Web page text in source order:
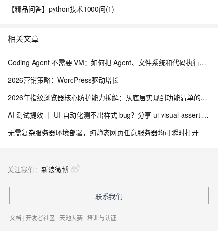
【精品问答】python技术1000问(1)
相关文章
Coding Agent 不需要 VM：如何把 Agent、文件系统和代码执行拆出虚拟机
2026营销策略：WordPress驱动增长
2026年指纹浏览器核心防护能力拆解：从底层实现到功能清单的技术评估框架
AI 测试提效 ｜ UI 自动化测不出样式 bug？分享 ui-visual-assert + Skill 视觉断言与多浏览器适配方案
无需复杂服务器环境部署，纯静态网页任意服务器均可瞬时打开
关注我们： 新浪微博
联系我们
文档 | 开发者社区 | 天池大赛 | 培训与认证